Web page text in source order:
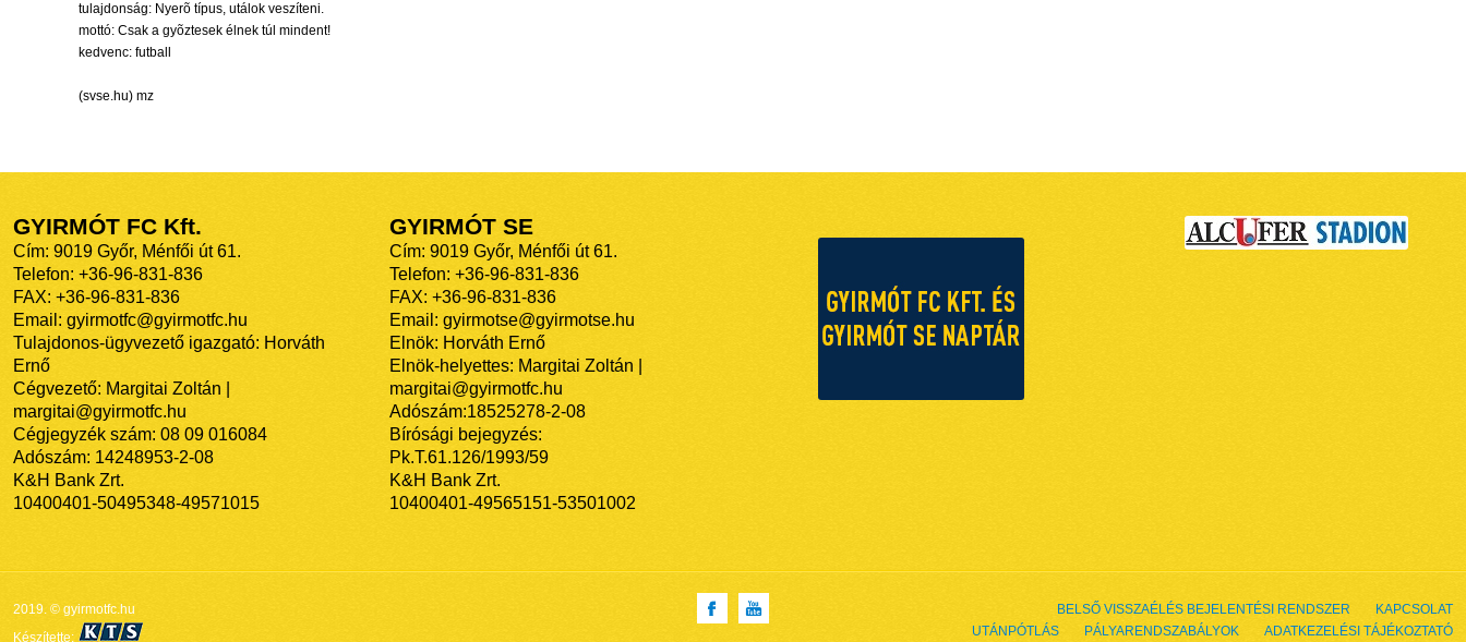
tulajdonság: Nyerõ típus, utálok veszíteni.
mottó: Csak a gyõztesek élnek túl mindent!
kedvenc: futball
(svse.hu) mz
GYIRMÓT FC Kft.
Cím: 9019 Győr, Ménfői út 61.
Telefon: +36-96-831-836
FAX: +36-96-831-836
Email: gyirmotfc@gyirmotfc.hu
Tulajdonos-ügyvezető igazgató: Horváth
Ernő
Cégvezető: Margitai Zoltán |
margitai@gyirmotfc.hu
Cégjegyzék szám: 08 09 016084
Adószám: 14248953-2-08
K&H Bank Zrt.
10400401-50495348-49571015
GYIRMÓT SE
Cím: 9019 Győr, Ménfői út 61.
Telefon: +36-96-831-836
FAX: +36-96-831-836
Email: gyirmotse@gyirmotse.hu
Elnök: Horváth Ernő
Elnök-helyettes: Margitai Zoltán |
margitai@gyirmotfc.hu
Adószám:18525278-2-08
Bírósági bejegyzés:
Pk.T.61.126/1993/59
K&H Bank Zrt.
10400401-49565151-53501002
BELSŐ VISSZAÉLÉS BEJELENTÉSI RENDSZER
KAPCSOLAT
UTÁNPÓTLÁS
PÁLYARENDSZABÁLYOK ADATKEZELÉSI TÁJÉKOZTATÓ
2019. © gyirmotfc.hu
Készítette: